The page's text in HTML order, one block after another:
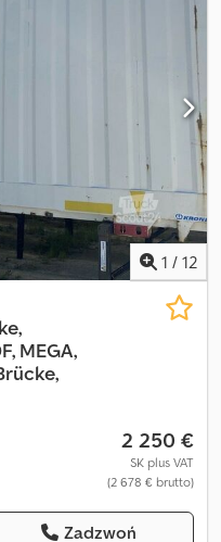
Dcodpfoyv E Rtjx
1 / 12
MEGA,
2 250 €
SK plus VAT
(2 678 € brutto)
Zadzwoń